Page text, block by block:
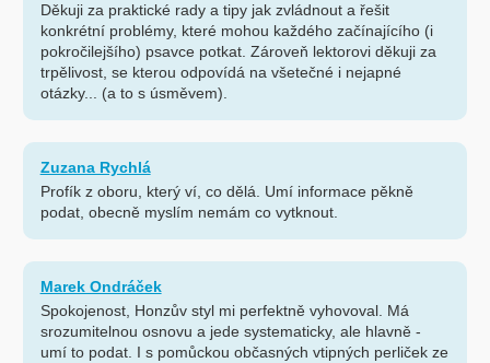
Děkuji za praktické rady a tipy jak zvládnout a řešit
konkrétní problémy, které mohou každého začínajícího (i
pokročilejšího) psavce potkat. Zároveň lektorovi děkuji za
trpělivost, se kterou odpovídá na všetečné i nejapné
otázky... (a to s úsměvem).
Zuzana Rychlá
Profík z oboru, který ví, co dělá. Umí informace pěkně
podat, obecně myslím nemám co vytknout.
Marek Ondráček
Spokojenost, Honzův styl mi perfektně vyhovoval. Má
srozumitelnou osnovu a jede systematicky, ale hlavně -
umí to podat. I s pomůckou občasných vtipných perliček ze